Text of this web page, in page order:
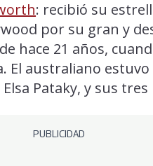
: recibió su
por su gran y
hace 21 años,
El australiano
Pataky, y sus tres
PUBLICIDAD